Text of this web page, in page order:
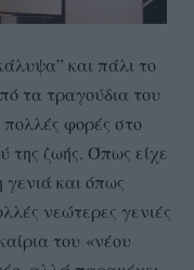
και πάλι το
τα τραγούδια του
φορές στο
της ζωής. Όπως είχε
γενιά και όπως
νεώτερες γενιές
του «νέου